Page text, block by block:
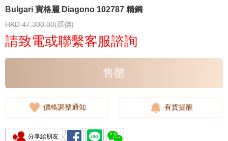
Bulgari 寶格麗 Diagono 102787 精鋼
HKD 47,300.00(原價)
請致電或聯繫客服諮詢
售罄
價格調整通知 有貨提醒
分享給朋友